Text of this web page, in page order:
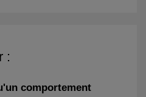
:
comportement